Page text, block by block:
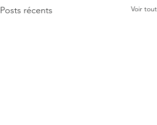
Posts récents Voir tout